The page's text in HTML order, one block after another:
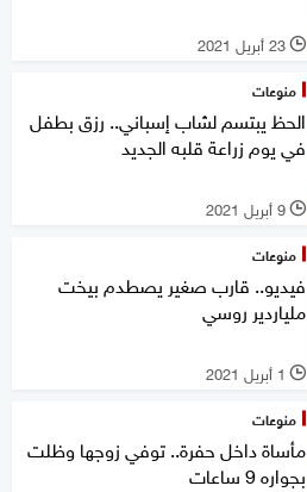
l 23 أبريل 2021
منوعات
الحظ يبتسم لشاب إسباني.. رزق بطفل
في يوم زراعة قلبه الجديد
l 9 أبريل 2021
منوعات
فيديو.. قارب صغير يصطدم بيخت
ملياردير روسي
l 1 أبريل 2021
منوعات
مأساة داخل حفرة.. توفي زوجها وظلت
بجواره 9 ساعات